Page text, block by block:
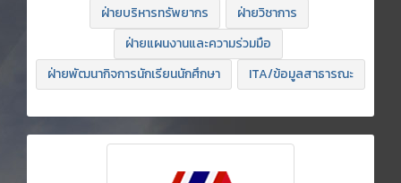
ฝ่ายบริหารทรัพยากร
ฝ่ายวิชาการ
ฝ่ายแผนงานและความร่วมมือ
ฝ่ายพัฒนากิจการนักเรียนนักศึกษา
ITA/ข้อมูลสาธารณะ